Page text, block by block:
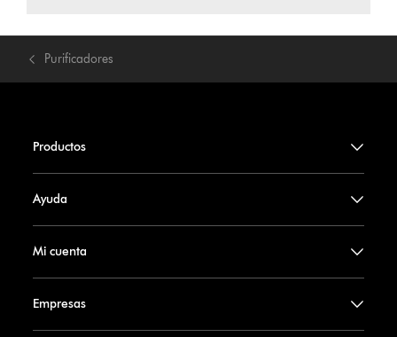
Purificadores
Productos
Ayuda
Mi cuenta
Empresas